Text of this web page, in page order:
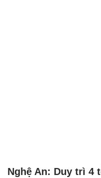
Nghệ An: Duy trì 4